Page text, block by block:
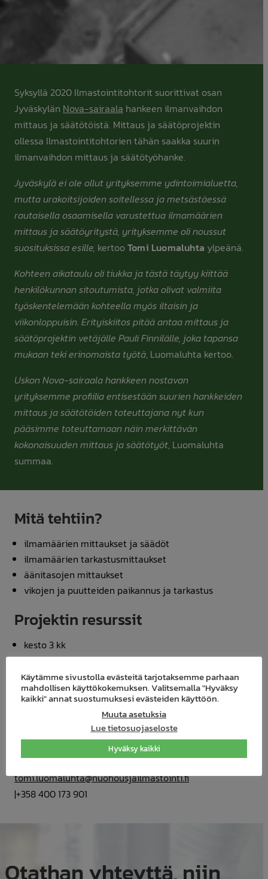
Syksyllä 2020 Ilmastointitohtorit suorittivat osan
Jyväskylän Nova-sairaala hankeen ilmanvaihdon
mittaus ja säätötöistä. Mittaus ja säätöprojektin
ollessa Ilmastointitohtorien tähän saakka suurin
ilmanvaihdon mittaus ja säätötyöhanke.
Jyväskylä ei ole ollut yrityksemme ydintoimialuetta,
mutta urakoitsijoiden soitellessa ja metsästäessä
rautaisella osaamisella varustettua ilmamäärien
mittaus ja säätöyritystä, yrityksemme oli noussut
suosituksissa esille, kertooTomi Luomaluhta ylpeänä.
Kohteen aikataulu oli tiukka ja tästä täytyy kiittää
henkilökunnan sitoutumista, jotka olivat valmiita
työskentelemään kohteella myös iltaisin ja
viikonloppuisin. Erityiskiitos pitää antaa mittaus ja
säätöprojektin vetäjälle Pauli Finnilälle, joka tapansa
mukaan teki erinomaista työtä, Luomaluhta kertoo.
Uskon Nova-sairaala hankkeen nostavan
yrityksemme profiilia entisestään suurien hankkeiden
mittaus ja säätötöiden toteuttajana nyt kun
pääsimme toteuttamaan näin merkittävän
kokonaisuuden mittaus ja säätötyöt, Luomaluhta
summaa.
Mitä tehtiin?
ilmamäärien mittaukset ja säädöt
ilmamäärien tarkastusmittaukset
äänitasojen mittaukset
vikojen ja puutteiden paikannus ja tarkastus
Projektin resurssit
kesto 3 kk
vahvuus 2-5 mittaajaa ja säätäjää
Lisätietoa mittaus ja
säätöprojekteista
Myyntijohtaja Tomi Luomaluhta
tomi.luomaluhta@nuohousjailmastointi.fi
|+358 400 173 901
Otathan yhteyttä, niin
Käytämme sivustolla evästeitä tarjotaksemme parhaan
mahdollisen käyttökokemuksen. Valitsemalla "Hyväksy
kaikki" annat suostumuksesi evästeiden käyttöön.
Muuta asetuksia
Lue tietosuojaseloste
Hyväksy kaikki